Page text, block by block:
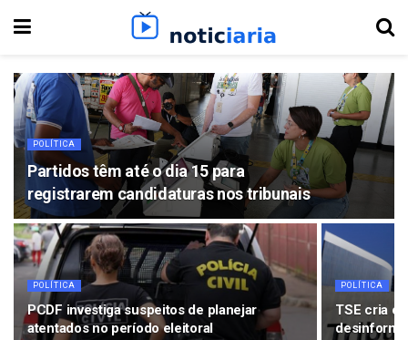
POLÍTICA
Partidos têm até o dia 15 para
registrarem candidaturas nos tribunais
POLÍTICA
PCDF investiga suspeitos de planejar
atentados no período eleitoral
POLÍTICA
TSE cria